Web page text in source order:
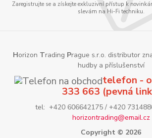
Zaregistrujte se a získejte exkluzivní přístup k
slevám na Hi-Fi techniku.
Horizon Trading Prague s.r.o. distributor
hudby a příslušenství
telefon -
333 663 (pevná
tel: +420 606642175 / +420
horizontrading@email.cz
Copyright © 2026